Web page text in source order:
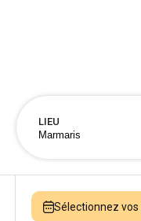
LIEU
Sélectionnez vos